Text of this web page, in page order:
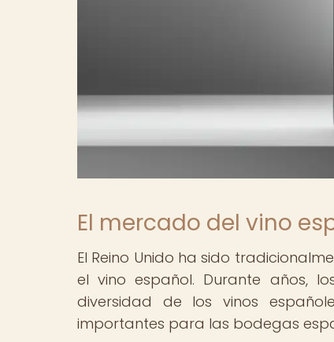
El mercado del vino
El Reino Unido ha sido
el vino español. Durante años,
diversidad de los vinos
importantes para las bodegas